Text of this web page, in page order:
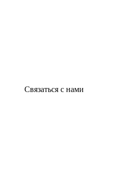
Связаться с нами